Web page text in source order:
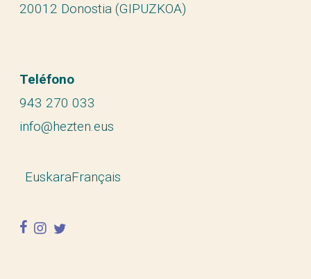
20012 Donostia (GIPUZKOA)
Teléfono
943 270 033
info@hezten.eus
EuskaraFrançais
facebook
instagram
twitter